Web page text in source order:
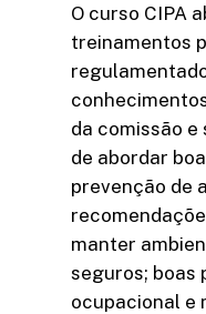
O curso CIPA
treinamentos
da comissão e
de abordar
prevenção de
manter
seguros; boas
ocupacional e